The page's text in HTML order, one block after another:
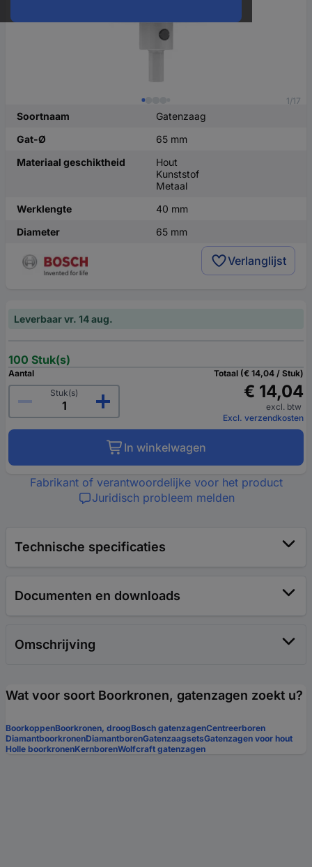
1/17
Soortnaam
Gatenzaag
Gat-Ø
65 mm
Materiaal geschiktheid
Hout
Kunststof
Metaal
Werklengte
40 mm
Diameter
65 mm
Verlanglijst
Leverbaar vr. 14 aug.
100 Stuk(s)
Aantal
Stuk(s)
Totaal (€ 14,04 / Stuk)
€ 14,04
excl. btw
Excl. verzendkosten
In winkelwagen
Fabrikant of verantwoordelijke voor het product
Juridisch probleem melden
Technische specificaties
Documenten en downloads
Omschrijving
Wat voor soort Boorkronen, gatenzagen zoekt u?
BoorkoppenBoorkronen, droogBosch gatenzagenCentreerboren
DiamantboorkronenDiamantborenGatenzaagsetsGatenzagen voor hout
Holle boorkronenKernborenWolfcraft gatenzagen